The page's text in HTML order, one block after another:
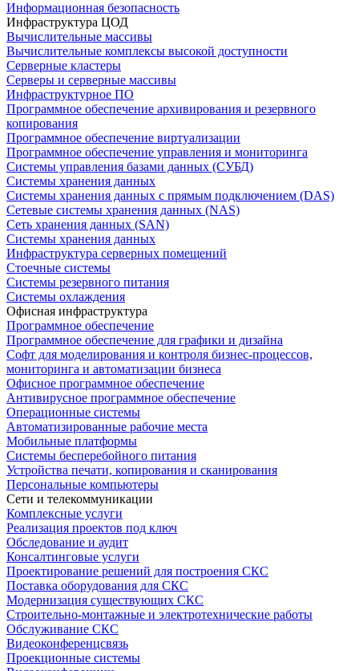
Информационная безопасность
Инфраструктура ЦОД
Вычислительные массивы
Вычислительные комплексы высокой доступности
Серверные кластеры
Серверы и серверные массивы
Инфраструктурное ПО
Программное обеспечение архивирования и резервного
копирования
Программное обеспечение виртуализации
Программное обеспечение управления и мониторинга
Системы управления базами данных (СУБД)
Системы хранения данных
Системы хранения данных с прямым подключением (DAS)
Сетевые системы хранения данных (NAS)
Сеть хранения данных (SAN)
Системы хранения данных
Инфраструктура серверных помещений
Стоечные системы
Системы резервного питания
Системы охлаждения
Офисная инфраструктура
Программное обеспечение
Программное обеспечение для графики и дизайна
Софт для моделирования и контроля бизнес-процессов,
мониторинга и автоматизации бизнеса
Офисное программное обеспечение
Антивирусное программное обеспечение
Операционные системы
Автоматизированные рабочие места
Мобильные платформы
Системы бесперебойного питания
Устройства печати, копирования и сканирования
Персональные компьютеры
Сети и телекоммуникации
Комплексные услуги
Реализация проектов под ключ
Обследование и аудит
Консалтинговые услуги
Проектирование решений для построения СКС
Поставка оборудования для СКС
Модернизация существующих СКС
Строительно-монтажные и электротехнические работы
Обслуживание СКС
Видеоконференцсвязь
Проекционные системы